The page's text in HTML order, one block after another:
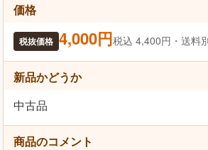
価格
税抜価格 4,000円税込 4,400円・送料
新品かどうか
中古品
商品のコメント